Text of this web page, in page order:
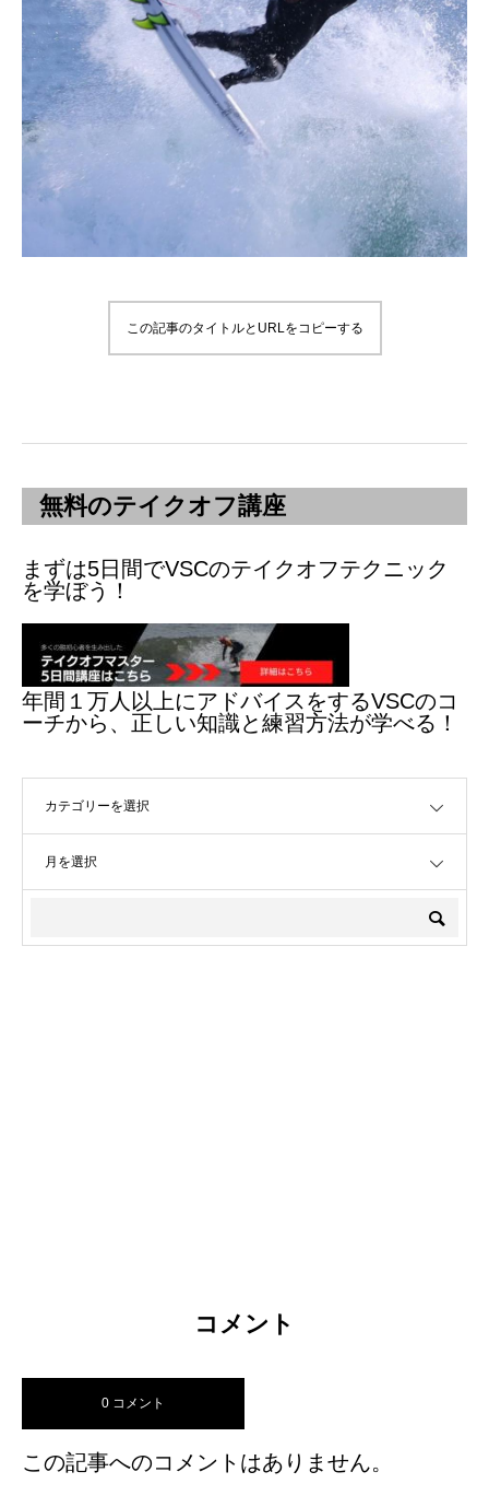
この記事のタイトルとURLをコピーする
無料のテイクオフ講座
まずは5日間でVSCのテイクオフテクニック
を学ぼう！
年間１万人以上にアドバイスをするVSCのコ
ーチから、正しい知識と練習方法が学べる！
コメント
0 コメント
この記事へのコメントはありません。